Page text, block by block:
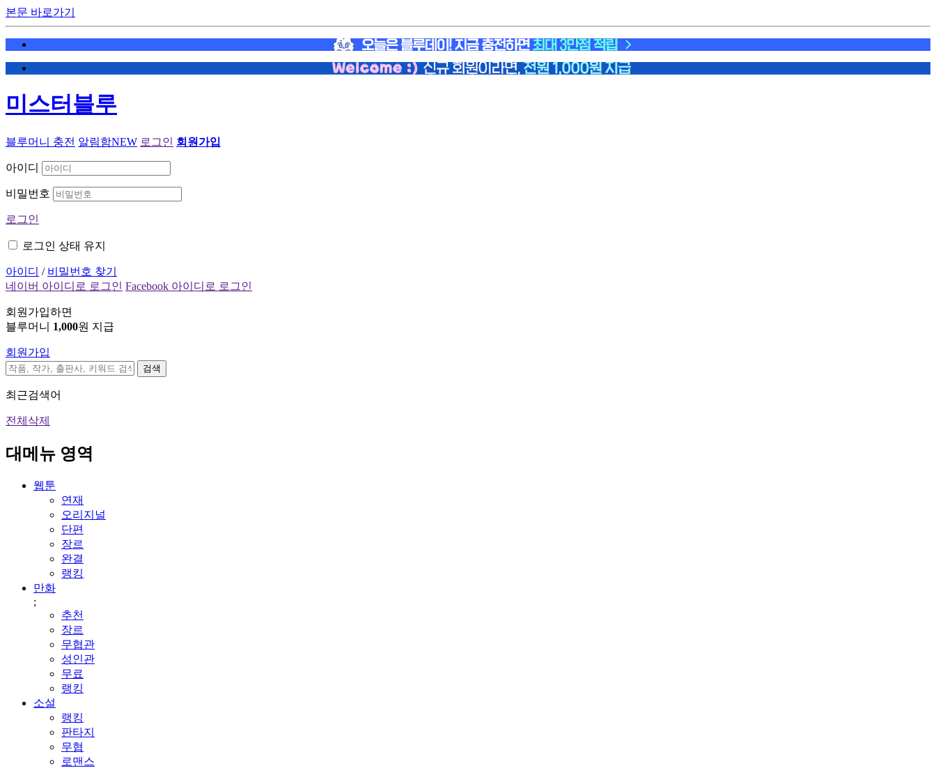
본문 바로가기
미스터블루
블루머니 충전 알림함NEW 로그인 회원가입
아이디
비밀번호
로그인
로그인 상태 유지
아이디 / 비밀번호 찾기
네이버 아이디로 로그인 Facebook 아이디로 로그인
회원가입하면
블루머니 1,000원 지급
회원가입
검색
최근검색어
전체삭제
대메뉴 영역
웹툰
연재
오리지널
단편
장르
완결
랭킹
만화
;
추천
장르
무협관
성인관
무료
랭킹
소설
랭킹
판타지
무협
로맨스